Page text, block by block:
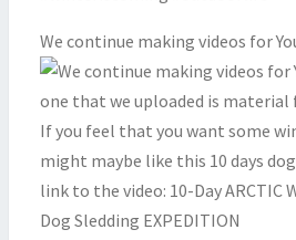
We continue making videos for